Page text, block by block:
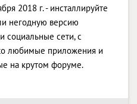
2018 г. - инсталлируйте
негодную версию
социальные сети, с
любимые приложения и
на крутом форуме.